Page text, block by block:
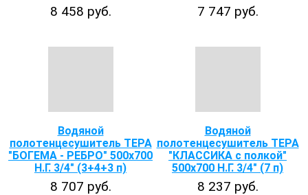
8 458 руб. 7 747 руб.
Водяной
полотенцесушитель ТЕРА
"БОГЕМА - РЕБРО" 500х700
Н.Г. 3/4" (3+4+3 п)
8 707 руб.
Водяной
полотенцесушитель ТЕРА
"КЛАССИКА с полкой"
500х700 Н.Г. 3/4" (7 п)
8 237 руб.